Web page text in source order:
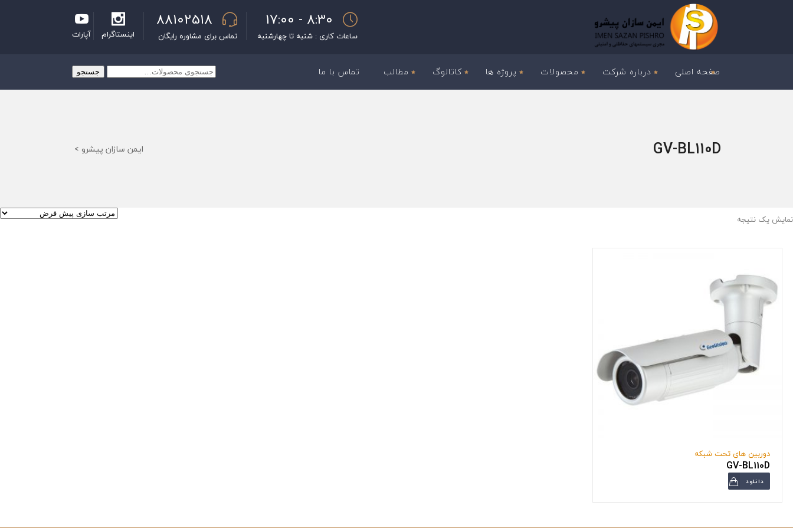
8:30 - 17:00
ساعات کاری : شنبه تا چهارشنبه
88102518
تماس برای مشاوره رایگان اینستاگرام آپارات
صفحه اصلی درباره شرکت محصولات پروژه ها کاتالوگ مطالب تماس با ما
جستجو
برای:
جستجو
GV-BL110D ایمن سازان پیشرو >
نمایش یک نتیجه
دوربین های تحت شبکه
GV-BL110D
دانلود